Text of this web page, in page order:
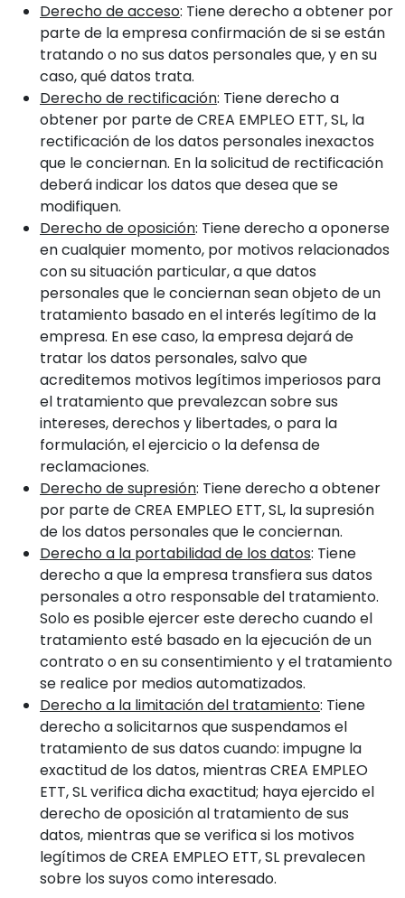
Derecho de acceso: Tiene derecho a obtener por
parte de la empresa confirmación de si se están
tratando o no sus datos personales que, y en su
caso, qué datos trata.
Derecho de rectificación: Tiene derecho a
obtener por parte de CREA EMPLEO ETT, SL, la
rectificación de los datos personales inexactos
que le conciernan. En la solicitud de rectificación
deberá indicar los datos que desea que se
modifiquen.
Derecho de oposición: Tiene derecho a oponerse
en cualquier momento, por motivos relacionados
con su situación particular, a que datos
personales que le conciernan sean objeto de un
tratamiento basado en el interés legítimo de la
empresa. En ese caso, la empresa dejará de
tratar los datos personales, salvo que
acreditemos motivos legítimos imperiosos para
el tratamiento que prevalezcan sobre sus
intereses, derechos y libertades, o para la
formulación, el ejercicio o la defensa de
reclamaciones.
Derecho de supresión: Tiene derecho a obtener
por parte de CREA EMPLEO ETT, SL, la supresión
de los datos personales que le conciernan.
Derecho a la portabilidad de los datos: Tiene
derecho a que la empresa transfiera sus datos
personales a otro responsable del tratamiento.
Solo es posible ejercer este derecho cuando el
tratamiento esté basado en la ejecución de un
contrato o en su consentimiento y el tratamiento
se realice por medios automatizados.
Derecho a la limitación del tratamiento: Tiene
derecho a solicitarnos que suspendamos el
tratamiento de sus datos cuando: impugne la
exactitud de los datos, mientras CREA EMPLEO
ETT, SL verifica dicha exactitud; haya ejercido el
derecho de oposición al tratamiento de sus
datos, mientras que se verifica si los motivos
legítimos de CREA EMPLEO ETT, SL prevalecen
sobre los suyos como interesado.